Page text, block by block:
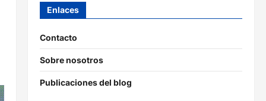
Enlaces
Contacto
Sobre nosotros
Publicaciones del blog